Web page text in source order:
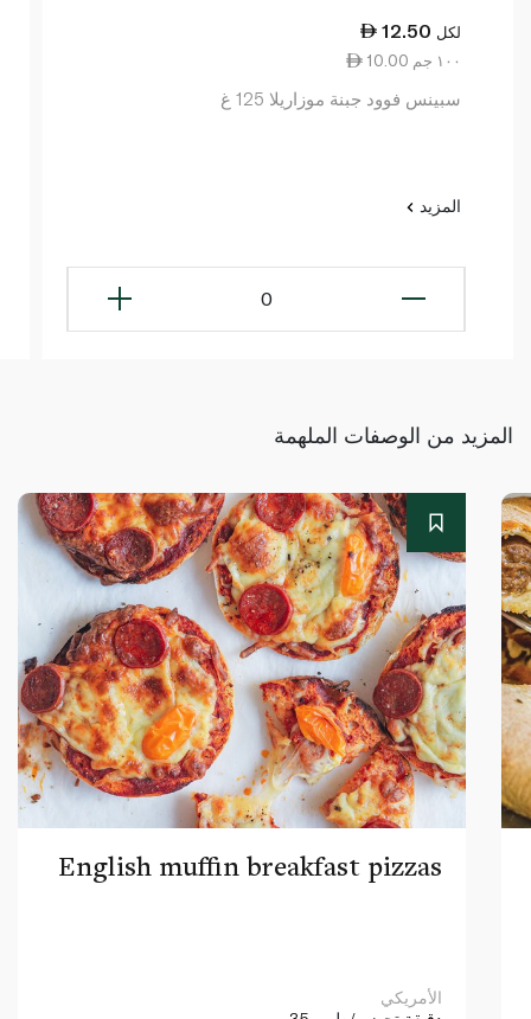
12.50 لكل
10.00 ١٠٠ جم
سبينس فوود جبنة موزاريلا 125 غ
المزيد
0
المزيد من الوصفات الملهمة
English muffin breakfast pizzas
الأمريكي